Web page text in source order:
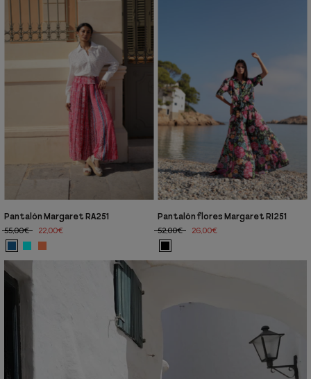
Pantalón Margaret RA251
55,00€
22,00€
Pantalón flores Margaret RI251
52,00€
26,00€